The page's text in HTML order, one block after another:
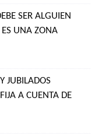
SER ALGUIEN
UNA ZONA
JUBILADOS
A CUENTA DE